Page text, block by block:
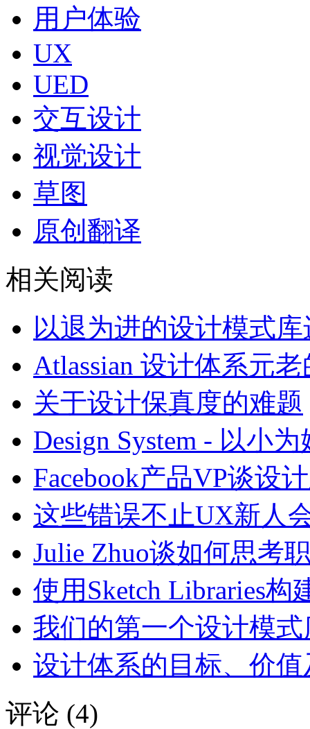
用户体验
UX
UED
交互设计
视觉设计
草图
原创翻译
相关阅读
以退为进的设计模式
Atlassian 设计体系元
关于设计保真度的难题
Design System - 以小
Facebook产品VP谈设
这些错误不止UX新人
Julie Zhuo谈如何思考
使用Sketch Libraries
我们的第一个设计模式
设计体系的目标、价
评论 (4)